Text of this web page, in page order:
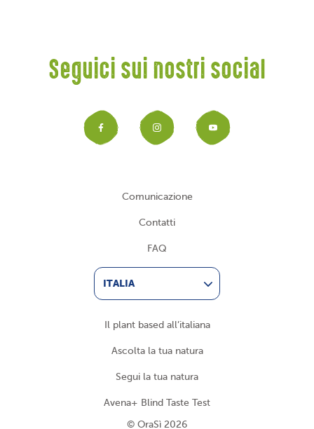
Seguici sui nostri social
Facebook
Instagram
Comunicazione
Contatti
FAQ
ITALIA
Il plant based all’italiana
Ascolta la tua natura
Segui la tua natura
Avena+ Blind Taste Test
© OraSì 2026